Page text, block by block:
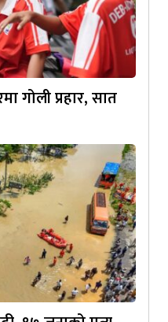
गोली प्रहार, सात